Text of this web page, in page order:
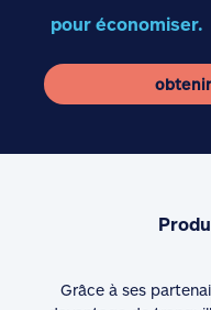
pour économiser.
Grâce à ses